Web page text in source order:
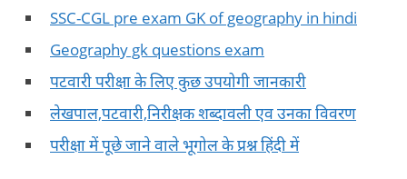
SSC-CGL pre exam GK of geography in hindi
Geography gk questions exam
पटवारी परीक्षा के लिए कुछ उपयोगी जानकारी
लेखपाल,पटवारी,निरीक्षक शब्दावली एव उनका विवरण
परीक्षा में पूछे जाने वाले भूगोल के प्रश्न हिंदी में